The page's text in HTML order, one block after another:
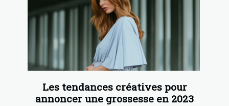
Les tendances créatives pour
annoncer une grossesse en 2023